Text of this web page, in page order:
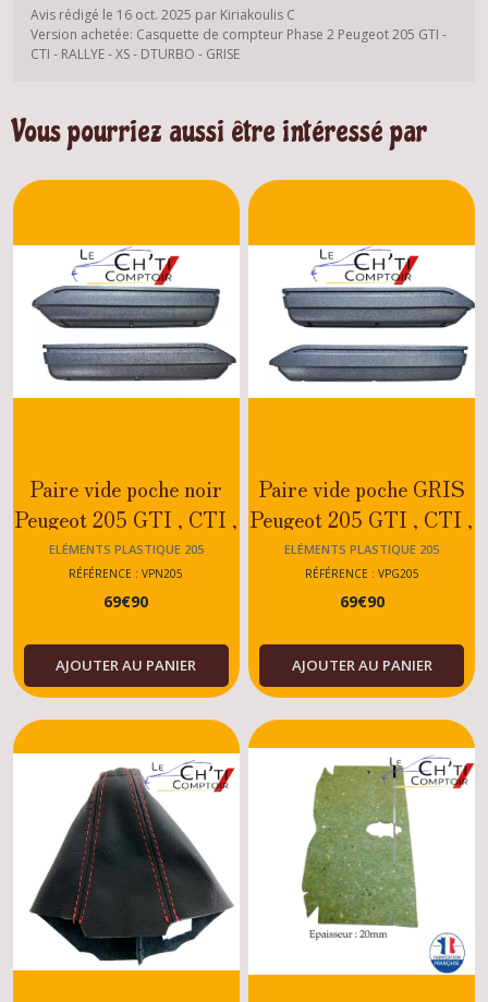
Avis rédigé le 16 oct. 2025 par Kiriakoulis C
Version achetée: Casquette de compteur Phase 2 Peugeot 205 GTI -
CTI - RALLYE - XS - DTURBO - GRISE
Vous pourriez aussi être intéressé par
Paire vide poche noir
Peugeot 205 GTI , CTI ,
XS , DTURBO , TOUS
MODELES
ELÉMENTS PLASTIQUE 205
RÉFÉRENCE : VPN205
69€90
AJOUTER AU PANIER
Paire vide poche GRIS
Peugeot 205 GTI , CTI ,
XS , DTURBO , TOUS
MODELES
ELÉMENTS PLASTIQUE 205
RÉFÉRENCE : VPG205
69€90
AJOUTER AU PANIER